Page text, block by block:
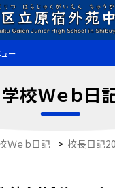
ー
学校Ｗｅｂ日
Ｗｅｂ日記 > 校長日記